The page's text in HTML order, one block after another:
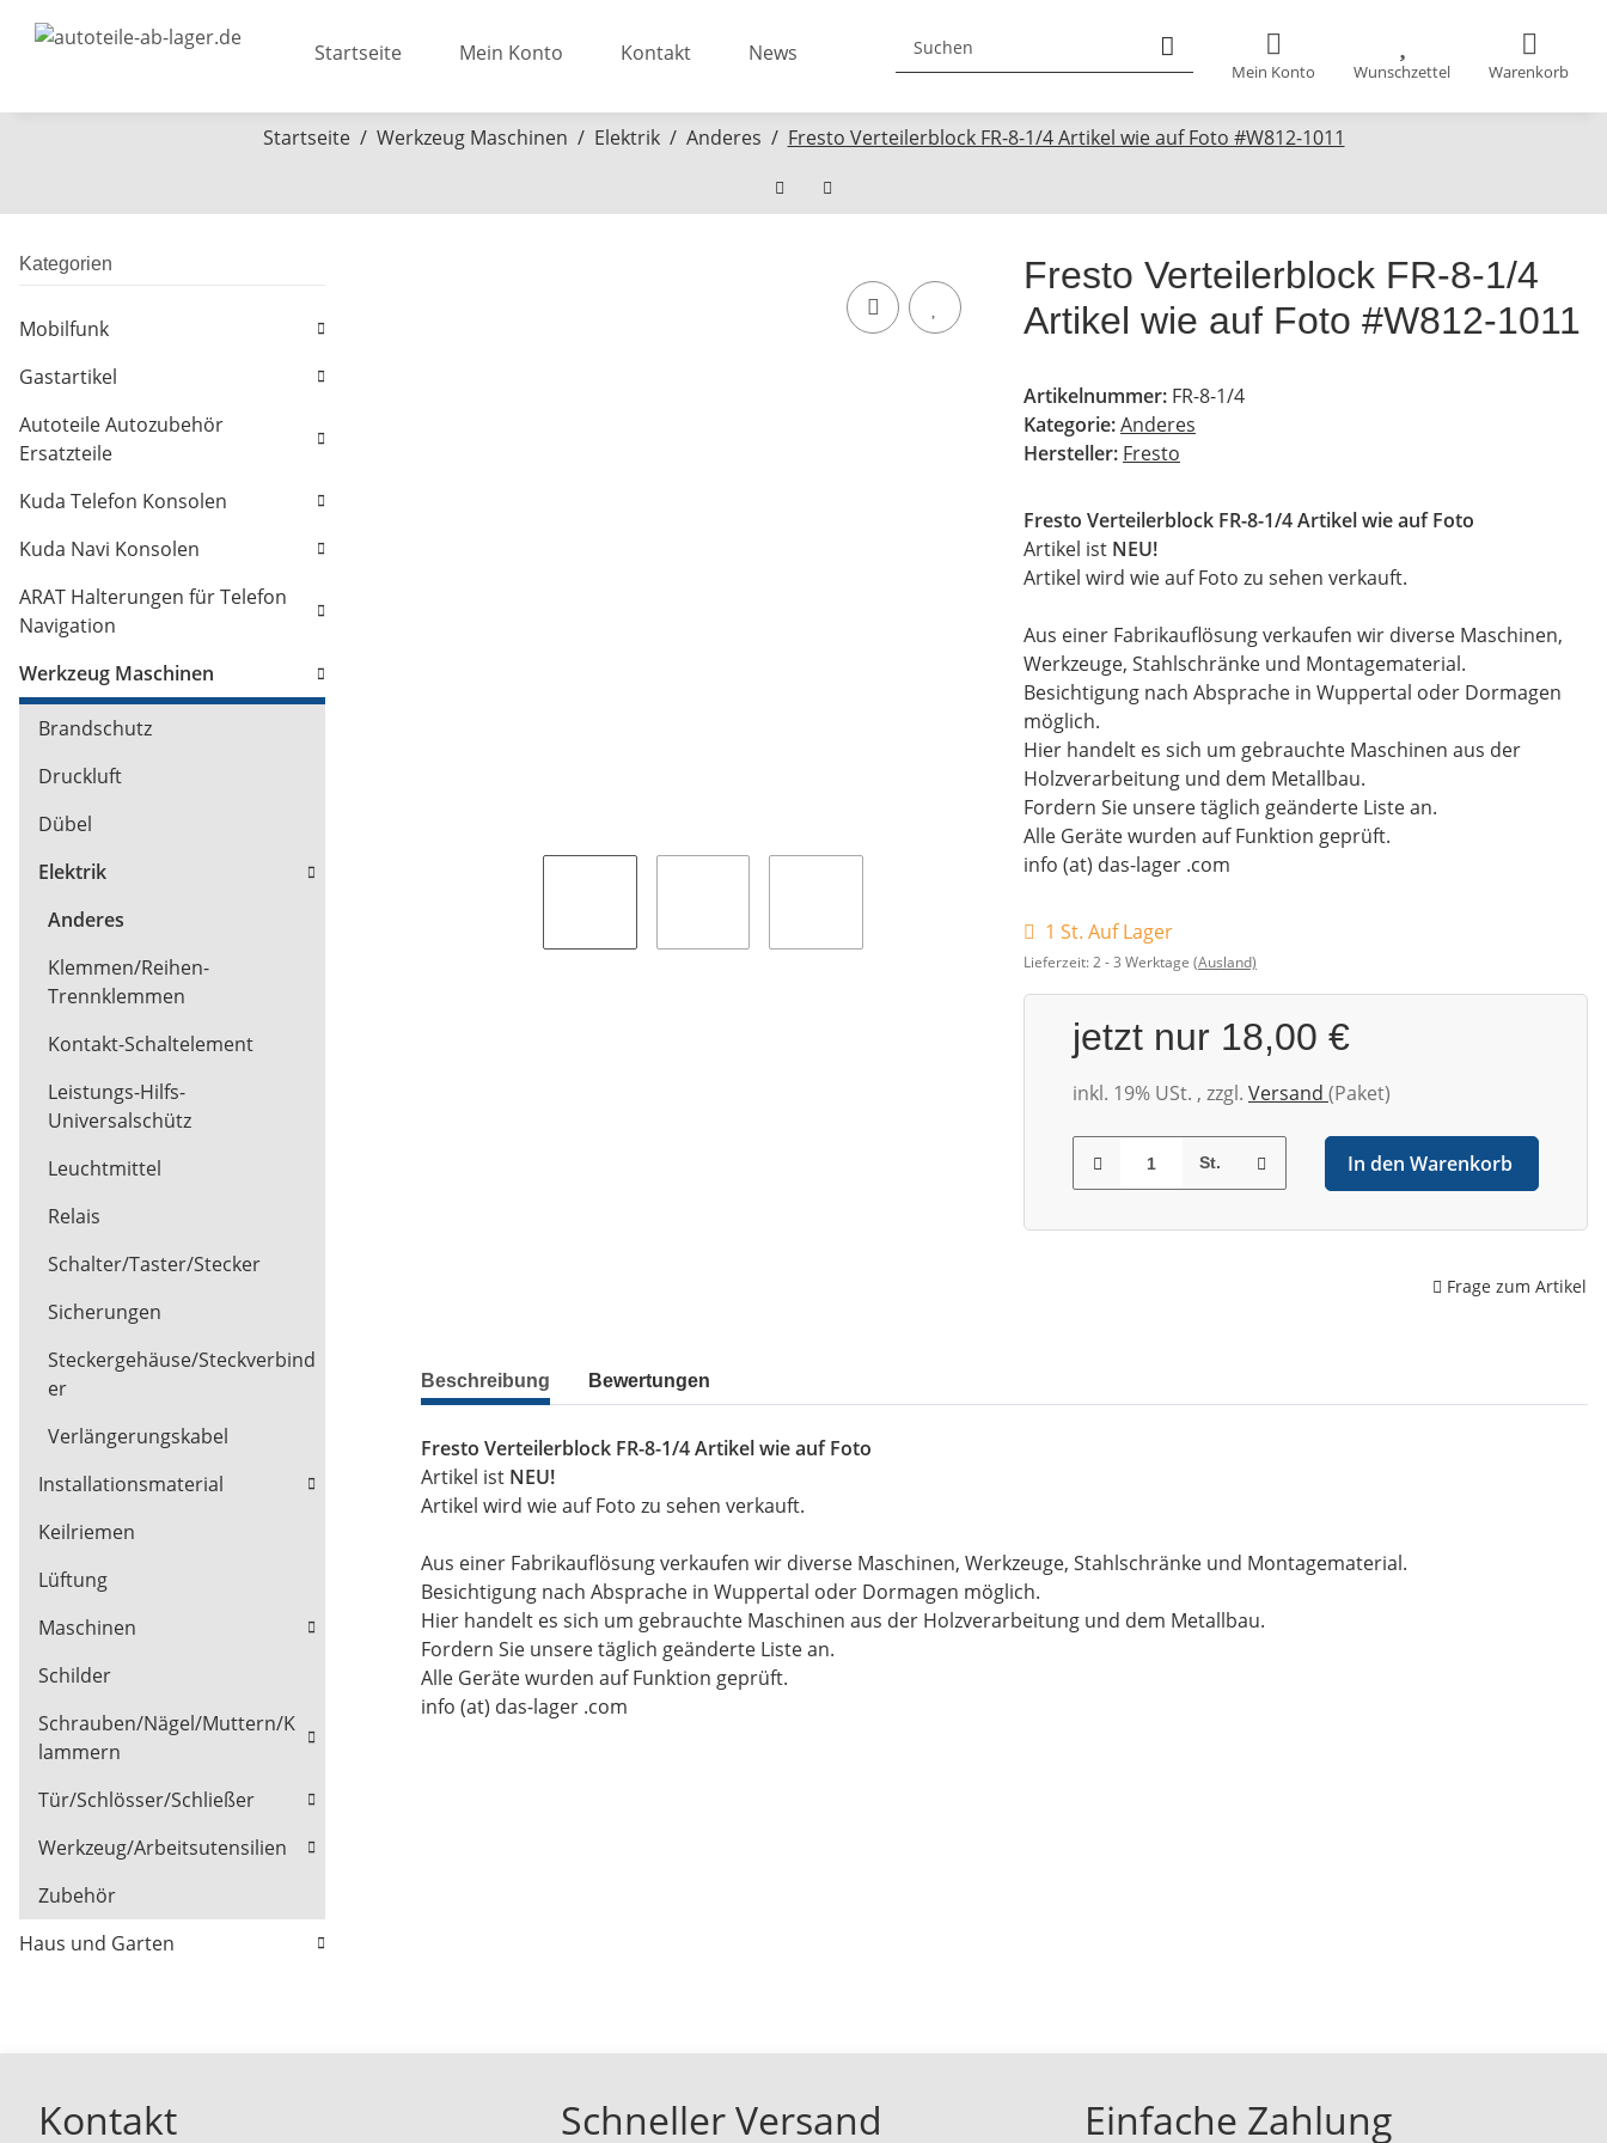
Mein Konto Wunschzettel Warenkorb
Startseite Mein Konto Kontakt News
Startseite Werkzeug Maschinen Elektrik Anderes Fresto Verteilerblock FR-8-1/4 Artikel wie auf Foto #W812-1011
Fresto Verteilerblock FR-8-1/4
Artikel wie auf Foto #W812-1011
Artikelnummer: FR-8-1/4
Kategorie:Anderes
Hersteller: Fresto
Fresto Verteilerblock FR-8-1/4 Artikel wie auf Foto
Artikel ist NEU!
Artikel wird wie auf Foto zu sehen verkauft.
Aus einer Fabrikauflösung verkaufen wir diverse Maschinen,
Werkzeuge, Stahlschränke und Montagematerial.
Besichtigung nach Absprache in Wuppertal oder Dormagen
möglich.
Hier handelt es sich um gebrauchte Maschinen aus der
Holzverarbeitung und dem Metallbau.
Fordern Sie unsere täglich geänderte Liste an.
Alle Geräte wurden auf Funktion geprüft.
info (at) das-lager .com
1 St. Auf Lager
Lieferzeit:2 - 3 Werktage (Ausland)
jetzt nur 18,00 €
inkl. 19% USt. , zzgl. Versand (Paket)
St. In den Warenkorb
Frage zum Artikel
Beschreibung Bewertungen
Fresto Verteilerblock FR-8-1/4 Artikel wie auf Foto
Artikel ist NEU!
Artikel wird wie auf Foto zu sehen verkauft.
Aus einer Fabrikauflösung verkaufen wir diverse Maschinen, Werkzeuge, Stahlschränke und Montagematerial.
Besichtigung nach Absprache in Wuppertal oder Dormagen möglich.
Hier handelt es sich um gebrauchte Maschinen aus der Holzverarbeitung und dem Metallbau.
Fordern Sie unsere täglich geänderte Liste an.
Alle Geräte wurden auf Funktion geprüft.
info (at) das-lager .com
Kategorien
Mobilfunk
Gastartikel
Autoteile Autozubehör
Ersatzteile
Kuda Telefon Konsolen
Kuda Navi Konsolen
ARAT Halterungen für Telefon
Navigation
Werkzeug Maschinen
Brandschutz
Druckluft
Dübel
Elektrik
Anderes
Klemmen/Reihen-
Trennklemmen
Kontakt-Schaltelement
Leistungs-Hilfs-
Universalschütz
Leuchtmittel
Relais
Schalter/Taster/Stecker
Sicherungen
Steckergehäuse/Steckverbind
er
Verlängerungskabel
Installationsmaterial
Keilriemen
Lüftung
Maschinen
Schilder
Schrauben/Nägel/Muttern/K
lammern
Tür/Schlösser/Schließer
Werkzeug/Arbeitsutensilien
Zubehör
Haus und Garten
Kontakt Schneller Versand Einfache Zahlung